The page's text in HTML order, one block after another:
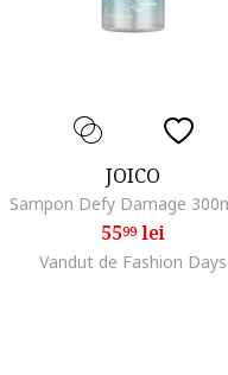
JOICO
5599lei
Vandut de Fashion Days